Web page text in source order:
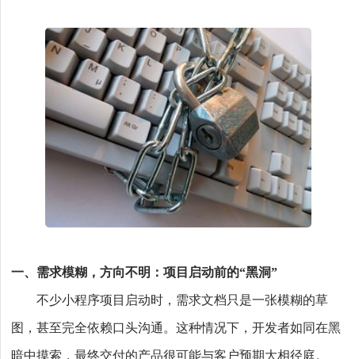
一、需求模糊，方向不明：项目启动前的“黑洞”
不少小程序项目启动时，需求文档只是一张模糊的草
图，甚至完全依赖口头沟通。这种情况下，开发者如同在黑